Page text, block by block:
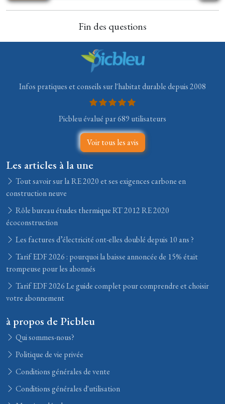
Fin des questions
Infos pratiques et conseils sur l'habitat durable depuis 2008
Picbleu évalué par 689 utilisateurs
Voir tous les avis
Les articles à la une
Tout savoir sur la RE 2020 et ses exigences carbone en
construction neuve
Rôle bureau études thermique RT 2012 RE 2020
écoconstruction
Les factures d’électricité ont-elles doublé depuis 10 ans ?
Tarif EDF 2026 : pourquoi la baisse annoncée de 15% était
trompeuse pour les abonnés
Tarif EDF 2026 Le guide complet pour comprendre et choisir
votre abonnement
à propos de Picbleu
Qui sommes-nous?
Politique de vie privée
Conditions générales de vente
Conditions générales d'utilisation